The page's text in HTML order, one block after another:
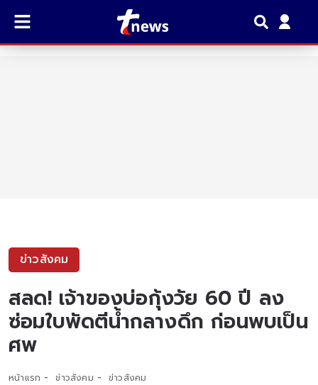
ข่าวสังคม
สลด! เจ้าของบ่อกุ้งวัย 60 ปี ลง
ซ่อมใบพัดตีน้ำกลางดึก ก่อนพบเป็น
ศพ
หน้าแรก ข่าวสังคม ข่าวสังคม